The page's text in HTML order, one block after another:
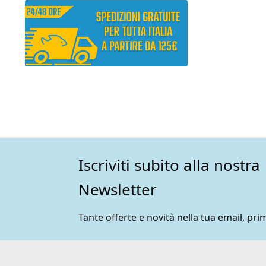
Iscriviti subito alla nostra
Newsletter
Tante offerte e novità nella tua email,